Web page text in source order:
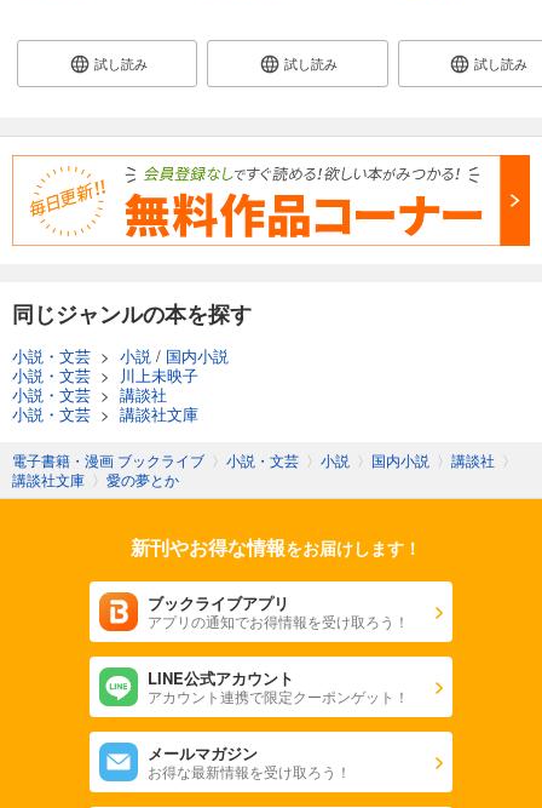
試し読み 試し読み 試し読み
同じジャンルの本を探す
小説・文芸 > 小説 / 国内小説
小説・文芸 >
川上未映子
小説・文芸 > 講談社
小説・文芸 > 講談社文庫
電子書籍・漫画 ブックライブ 〉 小説・文芸 〉 小説 〉 国内小説 〉 講談社 〉
講談社文庫 〉 愛の夢とか
新刊やお得な情報をお届けします！
ブックライブアプリ
アプリの通知でお得情報を受け取ろう！
LINE公式アカウント
アカウント連携で限定クーポンゲット！
メールマガジン
お得な最新情報を受け取ろう！